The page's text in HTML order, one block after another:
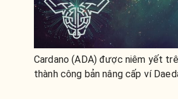
Cardano (ADA) được niêm yết
thành công bản nâng cấp ví